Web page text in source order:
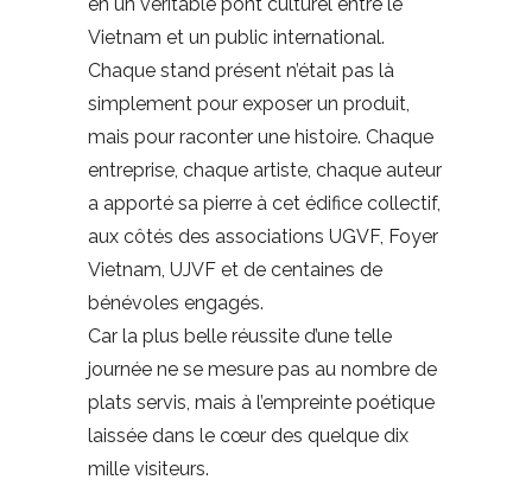
Vietnam et un public international.
Chaque stand présent n’était pas là
simplement pour exposer un produit,
mais pour raconter une histoire. Chaque
entreprise, chaque artiste, chaque auteur
a apporté sa pierre à cet édifice collectif,
aux côtés des associations UGVF, Foyer
Vietnam, UJVF et de centaines de
bénévoles engagés.
Car la plus belle réussite d’une telle
journée ne se mesure pas au nombre de
plats servis, mais à l’empreinte poétique
laissée dans le cœur des quelque dix
mille visiteurs.